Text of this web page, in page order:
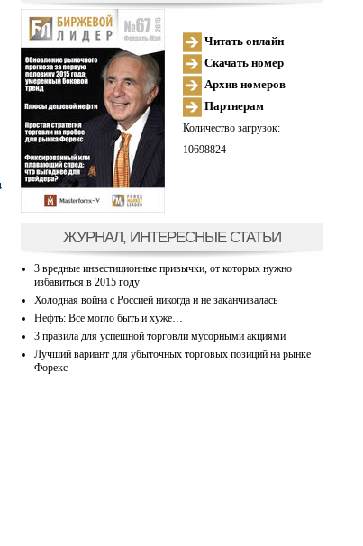
Читать онлайн
Скачать номер
Архив номеров
Партнерам
Количество загрузок:
10698824
ЖУРНАЛ, ИНТЕРЕСНЫЕ СТАТЬИ
3 вредные инвестиционные привычки, от которых нужно
избавиться в 2015 году
Холодная война с Россией никогда и не заканчивалась
Нефть: Все могло быть и хуже…
3 правила для успешной торговли мусорными акциями
Лучший вариант для убыточных торговых позиций на рынке
Форекс